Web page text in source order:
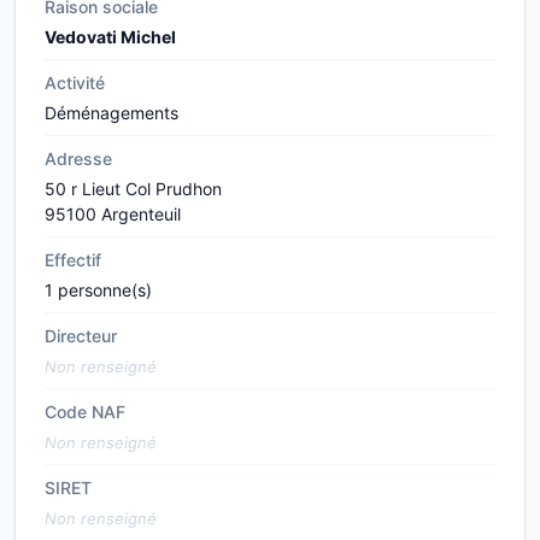
Raison sociale
Vedovati Michel
Activité
Déménagements
Adresse
50 r Lieut Col Prudhon
95100 Argenteuil
Effectif
1 personne(s)
Directeur
Non renseigné
Code NAF
Non renseigné
SIRET
Non renseigné